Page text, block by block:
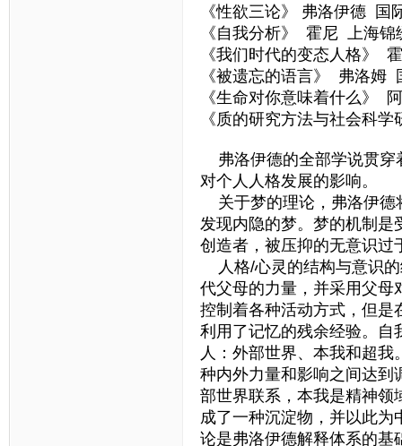
《性欲三论》 弗洛伊德 国
《自我分析》 霍尼 上海锦
《我们时代的变态人格》
《被遗忘的语言》 弗洛姆
《生命对你意味着什么》
《质的研究方法与社会科
弗洛伊德的全部学说贯穿
对个人人格发展的影响。
关于梦的理论，弗洛伊德
发现内隐的梦。梦的机制是
创造者，被压抑的无意识过
人格/心灵的结构与意识的
代父母的力量，并采用父母
控制着各种活动方式，但是
利用了记忆的残余经验。自
人：外部世界、本我和超
种内外力量和影响之间达到
部世界联系，本我是精神领
成了一种沉淀物，并以此
论是弗洛伊德解释体系的基